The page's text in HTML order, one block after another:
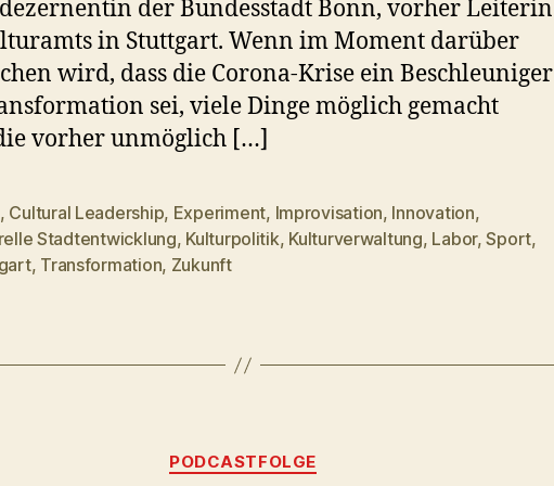
der Bundesstadt Bonn, vorher Leiterin
in Stuttgart. Wenn im Moment darüber
wird, dass die Corona-Krise ein Beschleuniger
sei, viele Dinge möglich gemacht
vorher unmöglich […]
, Cultural Leadership, Experiment, Improvisation, Innovation,
Stadtentwicklung, Kulturpolitik, Kulturverwaltung, Labor,Sport,
, Transformation, Zukunft
Kategorien
PODCASTFOLGE